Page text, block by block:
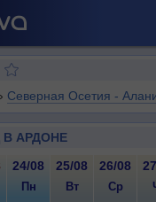
› Северная Осетия -
АРДОНЕ
24/08 25/08 26/08
Пн Вт Ср